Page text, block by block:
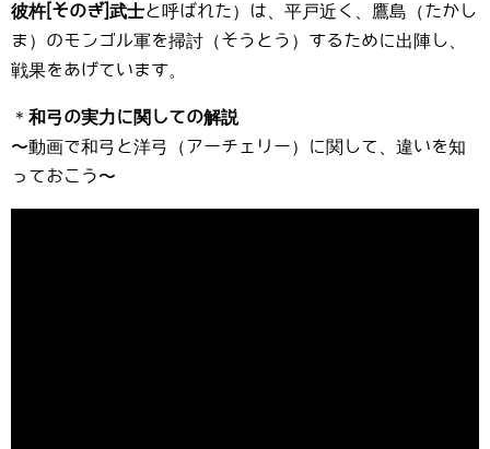
彼杵[そのぎ]武士と呼ばれた）は、平戸近く、鷹島（たかし
ま）のモンゴル軍を掃討（そうとう）するために出陣し、
戦果をあげています。
＊ 和弓の実力に関しての解説
〜動画で和弓と洋弓（アーチェリー）に関して、違いを知
っておこう〜